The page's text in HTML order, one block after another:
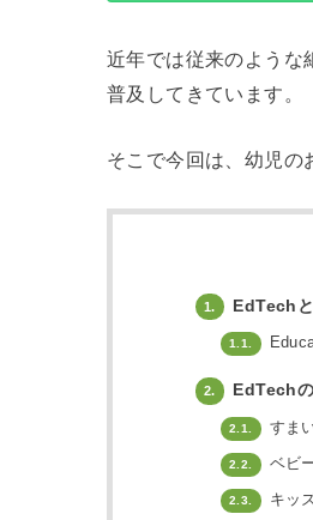
近年では従来のような
普及してきています。
そこで今回は、幼児の
1. EdTech
1.1.
2. EdTech
2.1. すま
2.2. ベビ
2.3. キッ